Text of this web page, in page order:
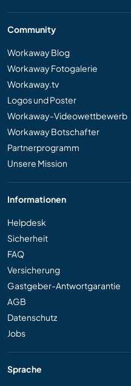
Community
Workaway Blog
Workaway Fotogalerie
Workaway.tv
Logos und Poster
Workaway-Videowettbewerb
Workaway Botschafter
Partnerprogramm
Unsere Mission
Informationen
Helpdesk
Sicherheit
FAQ
Versicherung
Gastgeber-Antwortgarantie
AGB
Datenschutz
Jobs
Sprache